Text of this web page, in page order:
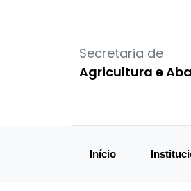
Secretaria de
Agricultura e
Início